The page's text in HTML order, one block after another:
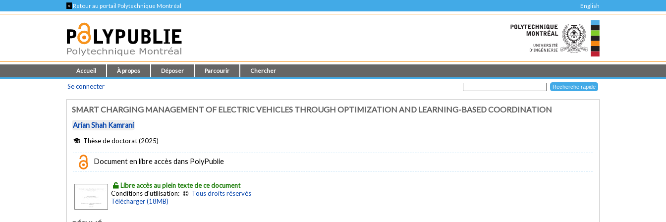
< Retour au portail Polytechnique Montréal English
Accueil À propos Déposer Parcourir Chercher
Se connecter
SMART CHARGING MANAGEMENT OF ELECTRIC VEHICLES THROUGH OPTIMIZATION AND LEARNING-BASED COORDINATION
Arian Shah Kamrani
Thèse de doctorat (2025)
Document en libre accès dans PolyPublie
Libre accès au plein texte de ce document
Conditions d'utilisation:
Tous droits réservés
Télécharger (18MB)